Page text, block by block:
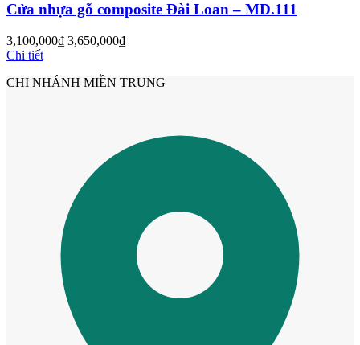
Cửa nhựa gỗ composite Đài Loan – MD.111
3,100,000₫ 3,650,000₫
Chi tiết
CHI NHÁNH MIỀN TRUNG